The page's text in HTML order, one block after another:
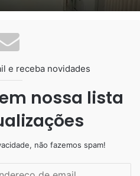
de interiores indicam em
materiais recicláveis, como
correto, ele é
Vários Modelos
e receba novidades
nossa lista
não fazemos spam!